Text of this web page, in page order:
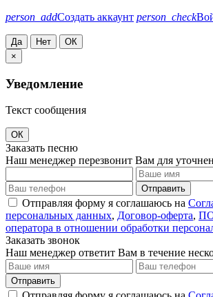
person_addСоздать аккаунт person_check
Да Нет
ОК
×
Уведомление
Текст сообщения
ОК
Заказать песню
Наш менеджер перезвонит Вам для
Отправить
Отправляя форму я соглашаюсь на
персональных данных, Договор-оферта,
оператора в отношении обработки
Заказать звонок
Наш менеджер ответит Вам в течение
Отправить